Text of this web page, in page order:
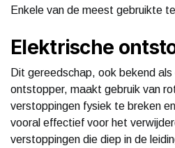
Enkele van de meest gebruikte
Elektrische
Dit gereedschap, ook bekend
ontstopper, maakt gebruik van
verstoppingen fysiek te breken
vooral effectief voor het
verstoppingen die diep in de